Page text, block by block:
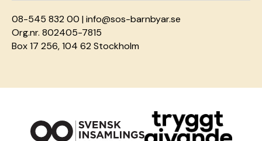
08-545 832 00 |info@sos-barnbyar.se
Org.nr. 802405-7815
Box 17 256, 104 62 Stockholm